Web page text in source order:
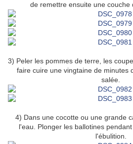
de remettre ensuite une couche
3) Peler les pommes de terre, les
faire cuire une vingtaine de minutes
salée.
4) Dans une cocotte ou une grande
l'eau. Plonger les ballotines
l'ébulition.